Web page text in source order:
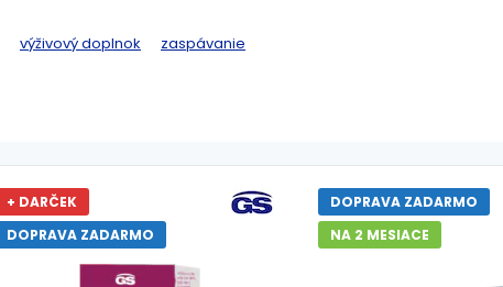
výživový doplnok zaspávanie
+ DARČEK
DOPRAVA ZADARMO
DOPRAVA ZADARMO
NA 2 MESIACE